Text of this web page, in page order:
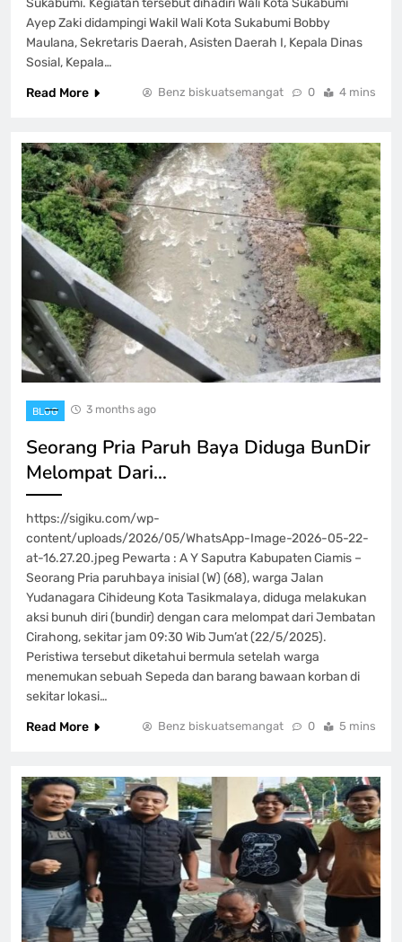
Sukabumi. Kegiatan tersebut dihadiri Wali Kota Sukabumi
Ayep Zaki didampingi Wakil Wali Kota Sukabumi Bobby
Maulana, Sekretaris Daerah, Asisten Daerah I, Kepala Dinas
Sosial, Kepala…
Read More
Benz biskuatsemangat 0 4 mins
BLOG 3 months ago
Seorang Pria Paruh Baya Diduga BunDir
Melompat Dari…
https://sigiku.com/wp-
content/uploads/2026/05/WhatsApp-Image-2026-05-22-
at-16.27.20.jpeg Pewarta : A Y Saputra Kabupaten Ciamis –
Seorang Pria paruhbaya inisial (W) (68), warga Jalan
Yudanagara Cihideung Kota Tasikmalaya, diduga melakukan
aksi bunuh diri (bundir) dengan cara melompat dari Jembatan
Cirahong, sekitar jam 09:30 Wib Jum’at (22/5/2025).
Peristiwa tersebut diketahui bermula setelah warga
menemukan sebuah Sepeda dan barang bawaan korban di
sekitar lokasi…
Read More
Benz biskuatsemangat 0 5 mins